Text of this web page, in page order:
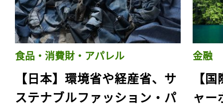
食品・消費財・アパレル
【日本】環境省や経産省、サ
ステナブルファッション・パ
金融
【
ャー